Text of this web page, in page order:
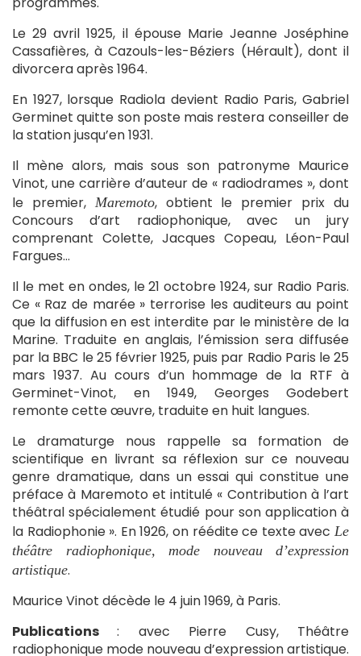
Le 29 avril 1925, il épouse Marie Jeanne Joséphine
Cassafières, à Cazouls-les-Béziers (Hérault), dont il
divorcera après 1964.
En 1927, lorsque Radiola devient Radio Paris, Gabriel
Germinet quitte son poste mais restera conseiller de
la station jusqu’en 1931.
Il mène alors, mais sous son patronyme Maurice
Vinot, une carrière d’auteur de « radiodrames », dont
le premier, Maremoto, obtient le premier prix du
Concours d’art radiophonique, avec un jury
comprenant Colette, Jacques Copeau, Léon-Paul
Fargues…
Il le met en ondes, le 21 octobre 1924, sur Radio Paris.
Ce « Raz de marée » terrorise les auditeurs au point
que la diffusion en est interdite par le ministère de la
Marine. Traduite en anglais, l’émission sera diffusée
par la BBC le 25 février 1925, puis par Radio Paris le 25
mars 1937. Au cours d’un hommage de la RTF à
Germinet-Vinot, en 1949, Georges Godebert
remonte cette œuvre, traduite en huit langues.
Le dramaturge nous rappelle sa formation de
scientifique en livrant sa réflexion sur ce nouveau
genre dramatique, dans un essai qui constitue une
préface à Maremoto et intitulé « Contribution à l’art
théâtral spécialement étudié pour son application à
la Radiophonie ». En 1926, on réédite ce texte avec Le
théâtre radiophonique, mode nouveau d’expression
artistique.
Maurice Vinot décède le 4 juin 1969, à Paris.
Publications: avec Pierre Cusy, Théâtre
radiophonique mode nouveau d’expression artistique.